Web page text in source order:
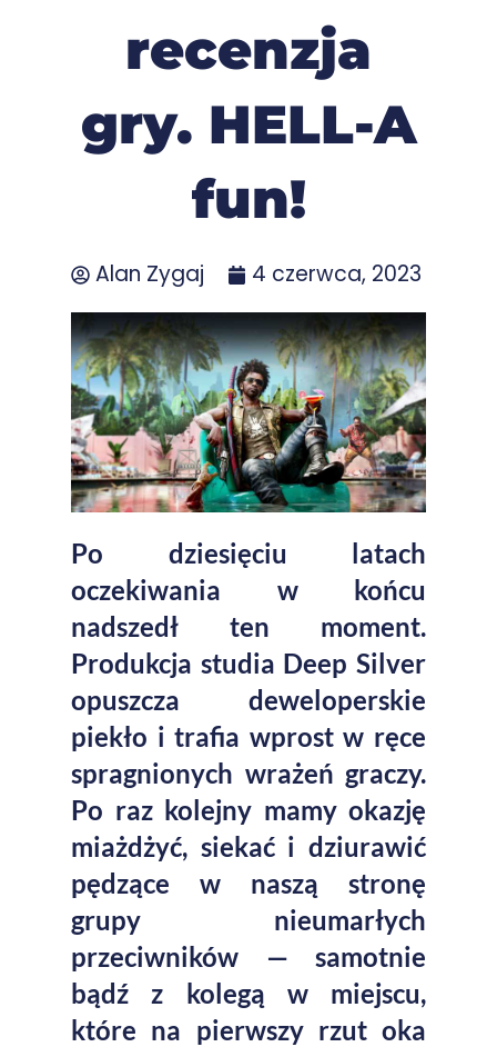
recenzja
gry. HELL-A
fun!
Alan Zygaj 4 czerwca, 2023
Po dziesięciu latach
oczekiwania w końcu
nadszedł ten moment.
Produkcja studia Deep Silver
opuszcza deweloperskie
piekło i trafia wprost w ręce
spragnionych wrażeń graczy.
Po raz kolejny mamy okazję
miażdżyć, siekać i dziurawić
pędzące w naszą stronę
grupy nieumarłych
przeciwników — samotnie
bądź z kolegą w miejscu,
które na pierwszy rzut oka